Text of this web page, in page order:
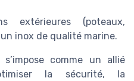
extérieures (poteaux,
inox de qualité marine.
comme un allié
la sécurité, la